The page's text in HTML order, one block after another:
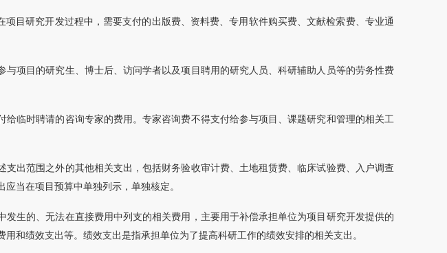
项目研究开发过程中，需要支付的出版费、资料费、专用软件购买费、文献检索费、专业通
与项目的研究生、博士后、访问学者以及项目聘用的研究人员、科研辅助人员等的劳务性费
给临时聘请的咨询专家的费用。专家咨询费不得支付给参与项目、课题研究和管理的相关工
支出范围之外的其他相关支出，包括财务验收审计费、土地租赁费、临床试验费、入户调查
当在项目预算中单独列示，单独核定。
生的、无法在直接费用中列支的相关费用，主要用于补偿承担单位为项目研究开发提供的
和绩效支出等。绩效支出是指承担单位为了提高科研工作的绩效安排的相关支出。